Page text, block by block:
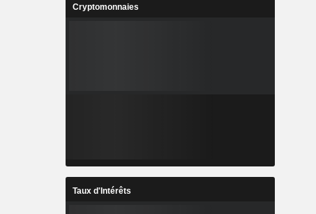
Cryptomonnaies
Taux d'Intérêts